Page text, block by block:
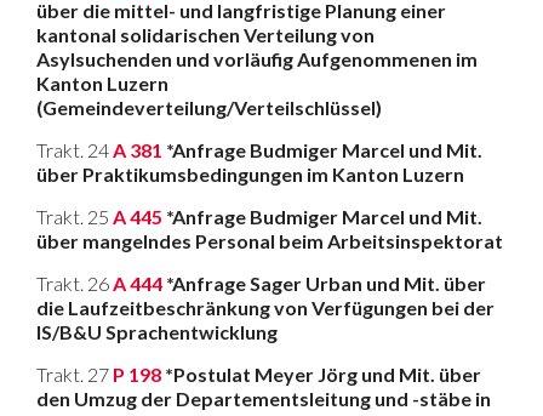
über die mittel- und langfristige Planung einer
kantonal solidarischen Verteilung von
Asylsuchenden und vorläufig Aufgenommenen im
Kanton Luzern
(Gemeindeverteilung/Verteilschlüssel)
Trakt. 24A 381 *Anfrage Budmiger Marcel und Mit.
über Praktikumsbedingungen im Kanton Luzern
Trakt. 25 A 445 *Anfrage Budmiger Marcel und Mit.
über mangelndes Personal beim Arbeitsinspektorat
Trakt. 26A 444 *Anfrage Sager Urban und Mit. über
die Laufzeitbeschränkung von Verfügungen bei der
IS/B&U Sprachentwicklung
Trakt. 27 P 198 *Postulat Meyer Jörg und Mit. über
den Umzug der Departementsleitung und -stäbe in